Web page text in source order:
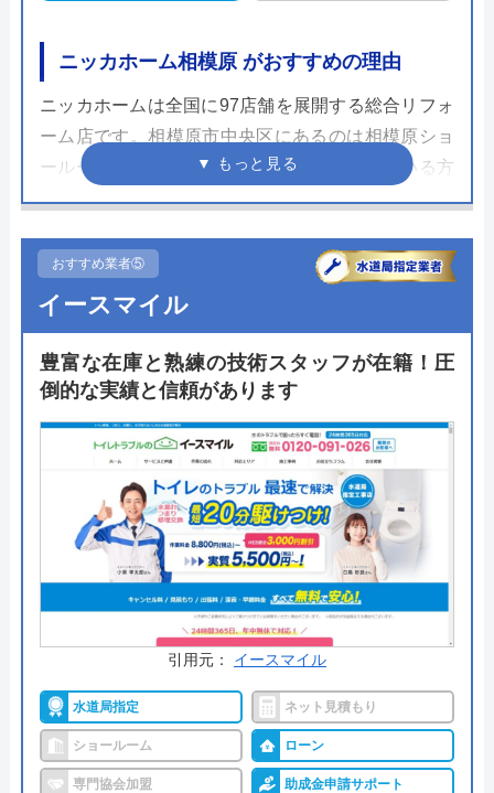
ニッカホーム相模原 がおすすめの理由
ニッカホームは全国に97店舗を展開する総合リフォ
ーム店です。相模原市中央区にあるのは相模原ショ
ールームで、相模原市でリフォームを考えている方
におすすめの会社です。相模原ショールームでは女
バイスや提案を受けられのは嬉しいです。工事は一
貫して自社の職人が行うため、品質はお墨付き。
ニッカホーム相模原ショールームは神奈川県相模原
市中央区星が丘3-8-24にあります。来店予約はホー
る方は予約をしておきましょう。
公式サイトで
料金詳細を見る
今すぐ電話で相談する
0120-01-7549
受付時間： 8:30～20:00
ニッカホーム相模原 の基本情報
運営会社 ニッカホ―ム株式会社
おすすめ業者⑤
イースマイル
豊富な在庫と熟練の技術スタッフが在籍！圧
倒的な実績と信頼があります
引用元： イースマイル
水道局指定 ネット見積もり
ショールーム ローン
専門協会加盟 助成金申請サポート